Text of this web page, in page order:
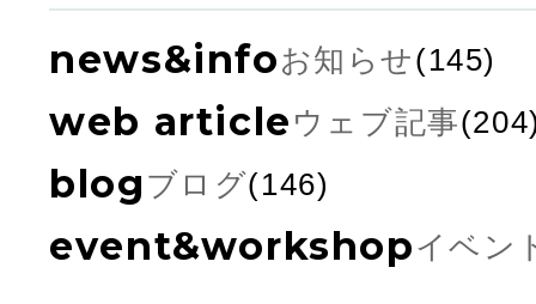
news&infoお知らせ(145)
web article ウェブ記事
blog ブログ(146)
event&workshopイベン